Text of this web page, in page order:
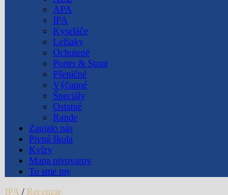
sub
menu
APA
IPA
Kyseláče
Ležiaky
Ochutené
Porter & Stout
Pšeničné
Výčapné
Špeciály
Ostatné
Rande
Zaujalo nás
Pivná škola
Kvízy
Mapa pivovarov
To sme my
IPA / Recenzie